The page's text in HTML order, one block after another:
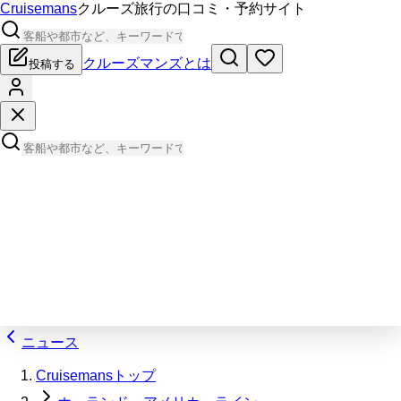
Cruisemansクルーズ旅行の口コミ・予約サイト
投稿する クルーズマンズとは
ニュース
Cruisemansトップ